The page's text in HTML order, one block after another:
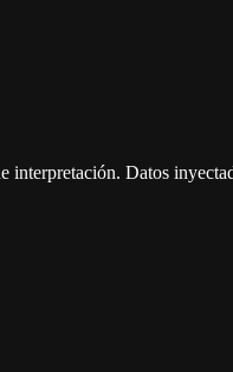
interpretación. Datos